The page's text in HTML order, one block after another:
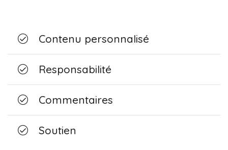
Contenu personnalisé
Responsabilité
Commentaires
Soutien